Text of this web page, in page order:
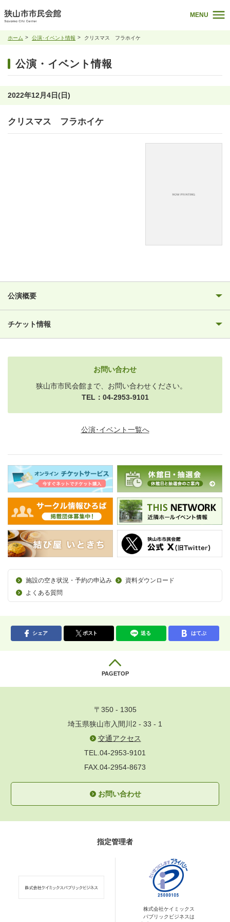
MENU
ホーム 公演･イベント情報 クリスマス フラホイケ
公演・イベント情報
2022年12月4日(日)
クリスマス フラホイケ
公演概要
チケット情報
お問い合わせ
狭山市市民会館まで、お問い合わせください。
TEL：04-2953-9101
公演･イベント一覧へ
施設の空き状況・予約の申込み
資料ダウンロード
よくある質問
シェア ポスト 送る はてぶ
PAGETOP
〒350 - 1305
埼玉県狭山市入間川2 - 33 - 1
交通アクセス
TEL.04-2953-9101
FAX.04-2954-8673
お問い合わせ
指定管理者
株式会社ケイミックス
パブリックビジネスは